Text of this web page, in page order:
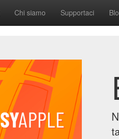
Chi siamo Supportaci